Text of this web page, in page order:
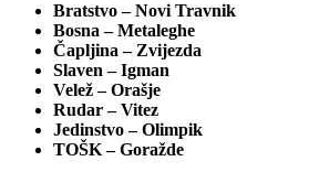
Bratstvo – Novi Travnik
Bosna – Metaleghe
Čapljina – Zvijezda
Slaven – Igman
Velež – Orašje
Rudar – Vitez
Jedinstvo – Olimpik
TOŠK – Goražde